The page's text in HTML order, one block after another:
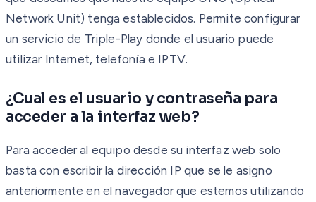
Network Unit) tenga establecidos. Permite configurar
un servicio de Triple-Play donde el usuario puede
utilizar Internet, telefonía e IPTV.
¿Cual es el usuario y contraseña para
acceder a la interfaz web?
Para acceder al equipo desde su interfaz web solo
basta con escribir la dirección IP que se le asigno
anteriormente en el navegador que estemos utilizando